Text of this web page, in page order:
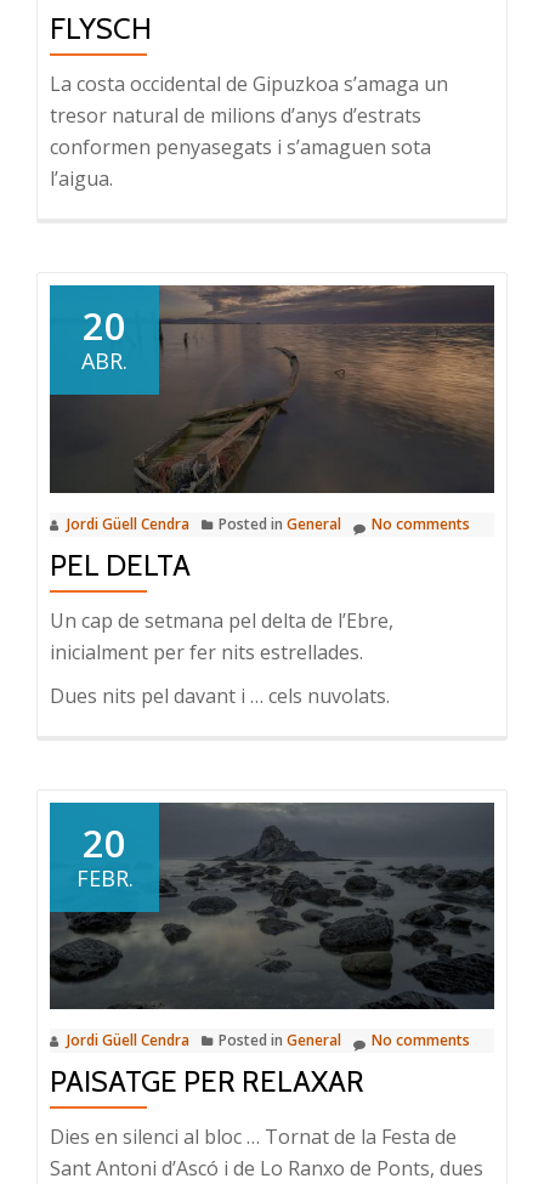
FLYSCH
La costa occidental de Gipuzkoa s’amaga un
tresor natural de milions d’anys d’estrats
conformen penyasegats i s’amaguen sota
l’aigua.
20
ABR.
Jordi Güell Cendra Posted in General No comments
PEL DELTA
Un cap de setmana pel delta de l’Ebre,
inicialment per fer nits estrellades.
Dues nits pel davant i … cels nuvolats.
20
FEBR.
Jordi Güell Cendra Posted in General No comments
PAISATGE PER RELAXAR
Dies en silenci al bloc … Tornat de la Festa de
Sant Antoni d’Ascó i de Lo Ranxo de Ponts, dues